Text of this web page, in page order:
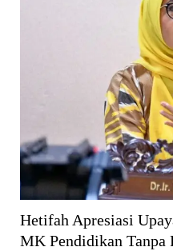
Hetifah Apresiasi
MK Pendidikan Tanpa